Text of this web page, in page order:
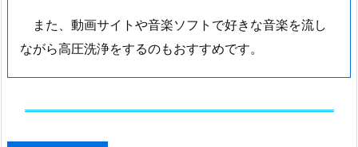
また、動画サイトや音楽ソフトで好きな音楽を流し
ながら高圧洗浄をするのもおすすめです。